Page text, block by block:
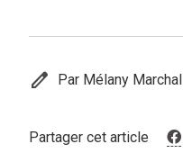
edit Par Mélany Marchal
Partager cet article